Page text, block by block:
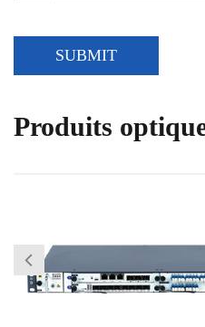
SUBMIT
Produits